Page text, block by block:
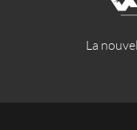
La